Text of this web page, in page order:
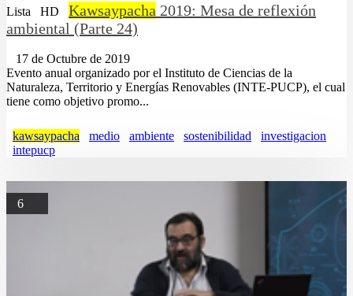
Lista HD Kawsaypacha 2019: Mesa de reflexión
ambiental (Parte 24)
17 de Octubre de 2019
Evento anual organizado por el Instituto de Ciencias de la
Naturaleza, Territorio y Energías Renovables (INTE-PUCP), el cual
tiene como objetivo promo...
kawsaypacha medio ambiente sostenibilidad
investigacion
intepucp
6